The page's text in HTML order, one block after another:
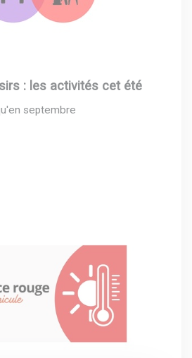
: les activités cet été
septembre